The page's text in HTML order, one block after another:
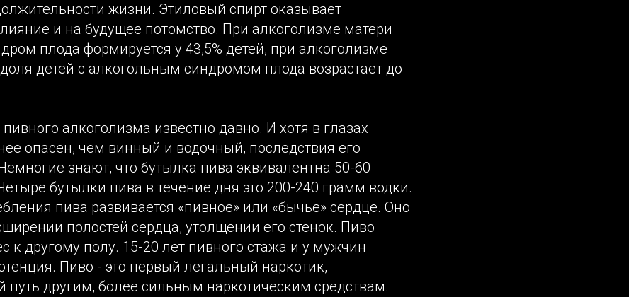
жизни. Этиловый спирт оказывает
и на будущее потомство. При алкоголизме матери
плода формируется у 43,5% детей, при алкоголизме
детей с алкогольным синдромом плода возрастает до
алкоголизма известно давно. И хотя в глазах
опасен, чем винный и водочный, последствия его
знают, что бутылка пива эквивалентна 50-60
бутылки пива в течение дня это 200-240 грамм водки.
пива развивается «пивное» или «бычье» сердце. Оно
полостей сердца, утолщении его стенок. Пиво
к другому полу. 15-20 лет пивного стажа и у мужчин
Пиво - это первый легальный наркотик,
другим, более сильным наркотическим средствам.